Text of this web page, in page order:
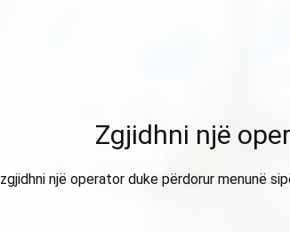
Zgjidhni një
një operator duke përdorur menunë